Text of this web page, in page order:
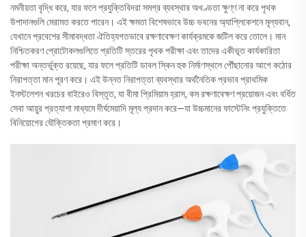
নমনীয়তা বৃদ্ধি করে, যার ফলে প্রযুক্তিবিদরা সমগ্র ব্যবস্থার অখণ্ডতা ক্ষুণ্ণ না করে পৃথক
উপাদানগুলি মেরামত করতে পারেন। এই ক্ষমতা বিশেষভাবে উচ্চ ভবনের অ্যাপ্লিকেশনে মূল্যবান,
যেখানে প্রবেশের সীমাবদ্ধতা ঐতিহ্যগতভাবে রক্ষণাবেক্ষণ কার্যক্রমকে জটিল করে তোলে। মান
নিশ্চিতকরণ প্রোটোকলগুলিতে প্রতিটি স্তরের পৃথক পরীক্ষা এবং তাদের একীভূত কার্যকারিতা
পরীক্ষা অন্তর্ভুক্ত রয়েছে, যার ফলে প্রতিটি ডাবল স্কিন হুক নির্মাণস্থলে পৌঁছানোর আগে কঠোর
নিরাপত্তা মান পূরণ করে। এই উন্নত নিরাপত্তা ব্যবস্থার অর্থনৈতিক প্রভাব প্রাথমিক
ইনস্টলেশন খরচের বাইরেও বিস্তৃত, যা বীমা প্রিমিয়াম হ্রাস, কম রক্ষণাবেক্ষণ প্রয়োজন এবং বর্ধিত
সেবা আয়ুর প্রত্যাশা মাধ্যমে দীর্ঘমেয়াদি মূল্য প্রদান করে—যা উচ্চমানের ফাস্টেনিং প্রযুক্তিতে
বিনিয়োগের যৌক্তিকতা প্রমাণ করে।